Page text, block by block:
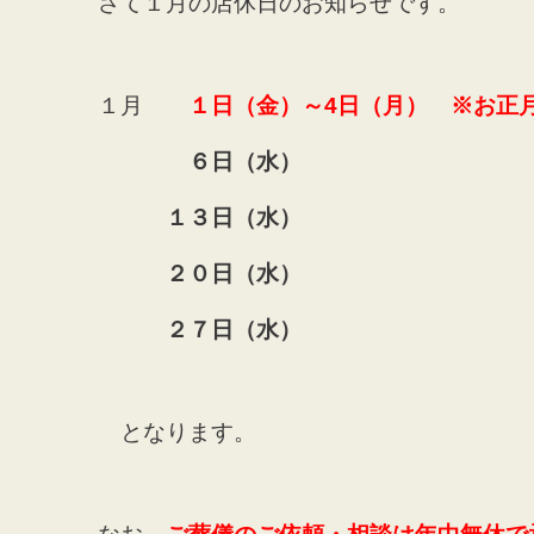
１月 １日（金）～4日（月） ※お正
６日（水）
１３日（水）
２０日（水）
２７日（水）
となります。